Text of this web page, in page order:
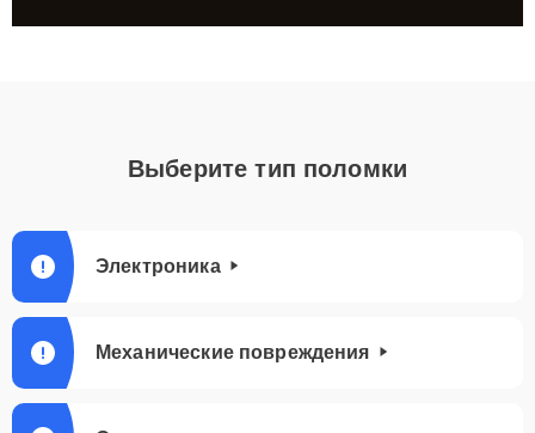
Выберите тип поломки
Электроника
Механические повреждения